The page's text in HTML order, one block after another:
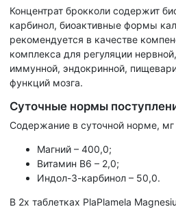
Концентрат брокколи содержит
карбинол, биоактивные формы
рекомендуется в качестве
комплекса для регуляции
иммунной, эндокринной,
функций мозга.
Суточные нормы
Содержание в суточной норме, мг
Магний – 400,0;
Витамин B6 – 2,0;
Индол-3-карбинол – 50,0.
В 2х таблетках PlaPlamela